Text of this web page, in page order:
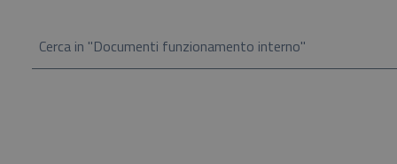
Cerca in "Documenti funzionamento interno"